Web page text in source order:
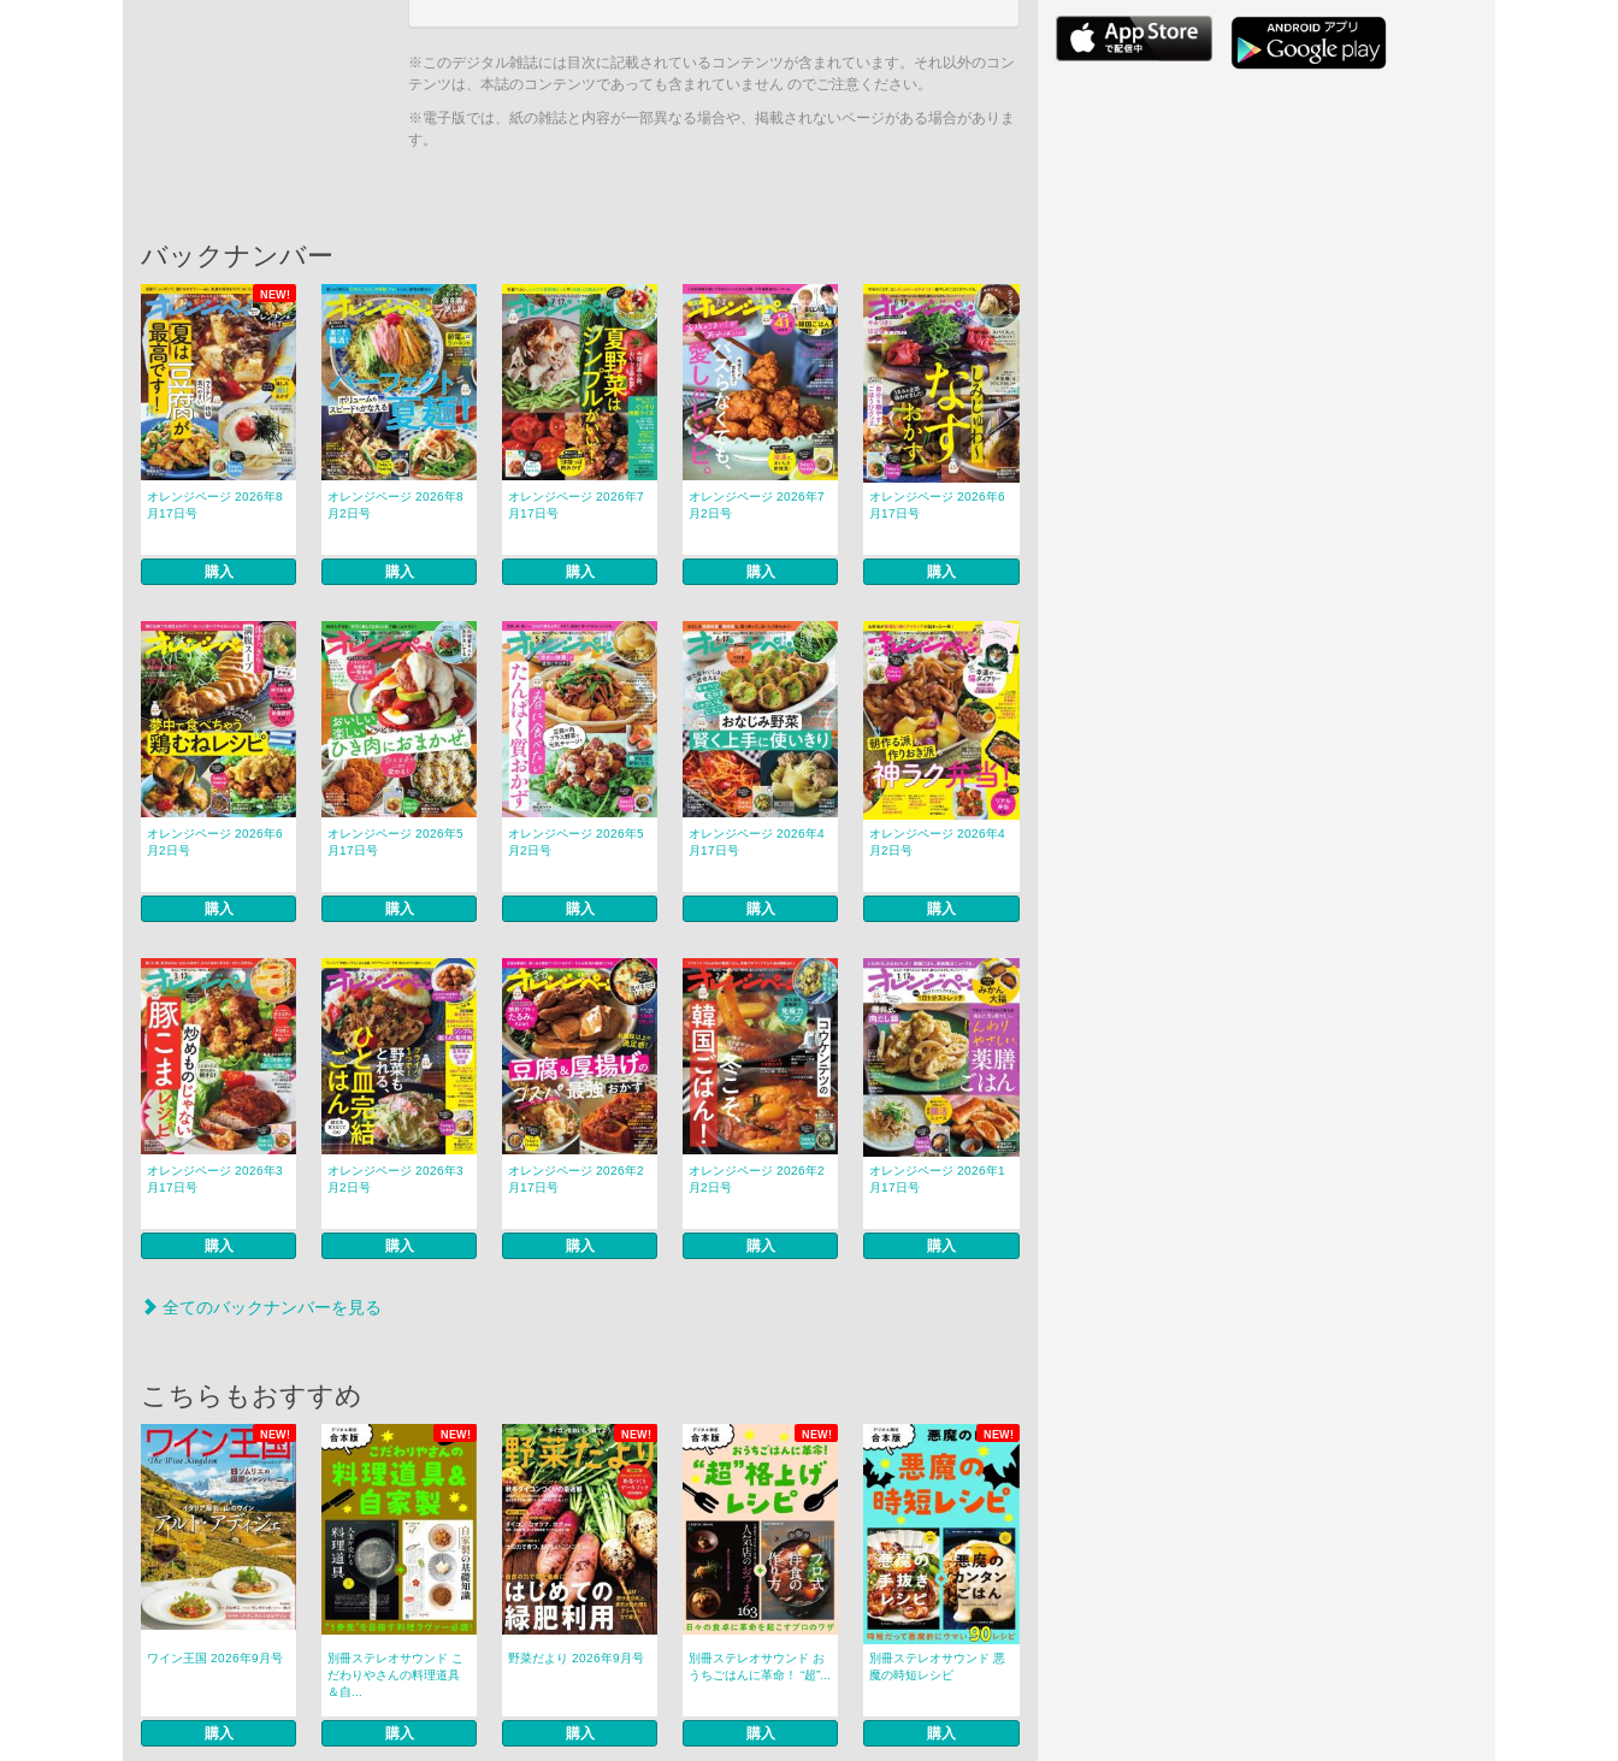
※このデジタル雑誌には目次に記載されているコンテンツが含まれています。それ以外のコン
テンツは、本誌のコンテンツであっても含まれていません のでご注意ください。
※電子版では、紙の雑誌と内容が一部異なる場合や、掲載されないページがある場合がありま
す。
バックナンバー
NEW!
オレンジページ 2026年8
月17日号
購入
オレンジページ 2026年8
月2日号
購入
オレンジページ 2026年7
月17日号
購入
オレンジページ 2026年7
月2日号
購入
オレンジページ 2026年6
月17日号
購入
オレンジページ 2026年6
月2日号
購入
オレンジページ 2026年5
月17日号
購入
オレンジページ 2026年5
月2日号
購入
オレンジページ 2026年4
月17日号
購入
オレンジページ 2026年4
月2日号
購入
オレンジページ 2026年3
月17日号
購入
オレンジページ 2026年3
月2日号
購入
オレンジページ 2026年2
月17日号
購入
オレンジページ 2026年2
月2日号
購入
オレンジページ 2026年1
月17日号
購入
全てのバックナンバーを見る
こちらもおすすめ
NEW! NEW! NEW! NEW! NEW!
ワイン王国 2026年9月号
購入
別冊ステレオサウンド こ
だわりやさんの料理道具
＆自...
購入
野菜だより 2026年9月号
購入
別冊ステレオサウンド お
うちごはんに革命！ “超”...
購入
別冊ステレオサウンド 悪
魔の時短レシピ
購入